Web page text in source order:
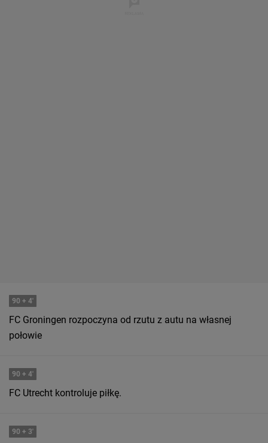
90 + 4'
FC Groningen rozpoczyna od rzutu z autu na własnej
połowie
90 + 4'
FC Utrecht kontroluje piłkę.
90 + 3'